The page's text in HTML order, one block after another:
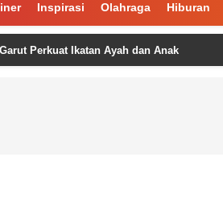
Inspirasi Olahraga Hiburan
Ikatan Ayah dan Anak